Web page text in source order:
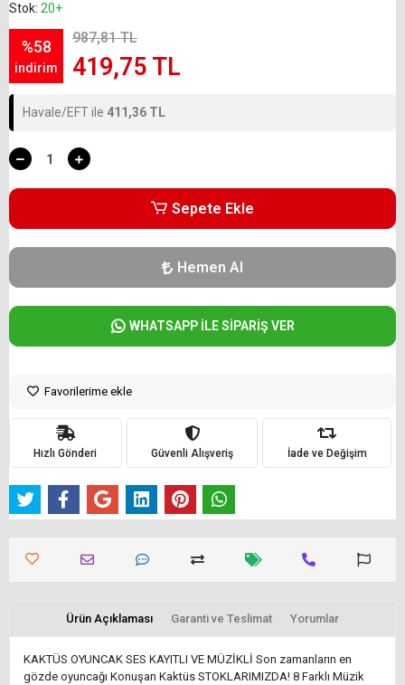
Stok: 20+
%58
indirim
987,81 TL
419,75 TL
Havale/EFT ile 411,36 TL
Sepete Ekle
Hemen Al
WHATSAPP İLE SİPARİŞ VER
Favorilerime ekle
Hızlı Gönderi Güvenli Alışveriş İade ve Değişim
Ürün Açıklaması Garanti ve Teslimat Yorumlar
KAKTÜS OYUNCAK SES KAYITLI VE MÜZİKLİ Son zamanların en
gözde oyuncağı Konuşan Kaktüs STOKLARIMIZDA! 8 Farklı Müzik